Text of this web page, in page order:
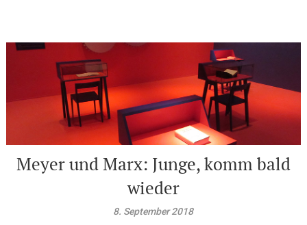
Meyer und Marx: Junge, komm bald
wieder
8. September 2018